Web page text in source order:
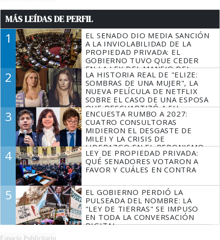
MÁS LEÍDAS DE PERFIL
1
EL SENADO DIO MEDIA SANCIÓN
A LA INVIOLABILIDAD DE LA
PROPIEDAD PRIVADA: EL
GOBIERNO TUVO QUE CEDER
EN LA LEY DEL MANEJO DEL
FUEGO
2
LA HISTORIA REAL DE "ELIZE:
SOMBRAS DE UNA MUJER", LA
NUEVA PELÍCULA DE NETFLIX
SOBRE EL CASO DE UNA ESPOSA
QUE DESCUARTIZÓ A SU
MARIDO
3
ENCUESTA RUMBO A 2027:
CUATRO CONSULTORAS
MIDIERON EL DESGASTE DE
MILEI Y LA CRISIS DE
LIDERAZGO EN EL PERONISMO
4
LEY DE PROPIEDAD PRIVADA:
QUÉ SENADORES VOTARON A
FAVOR Y CUÁLES EN CONTRA
5
EL GOBIERNO PERDIÓ LA
PULSEADA DEL NOMBRE: LA
"LEY DE TIERRAS" SE IMPUSO
EN TODA LA CONVERSACIÓN
DIGITAL
Espacio Publicitario